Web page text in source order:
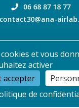
et vous
activer
accepter
de
06 68 87 18 77
contact30@ana-
—Charte de
— Conception :e